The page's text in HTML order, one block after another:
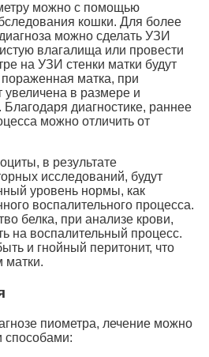
можно с помощью
кошки. Для более
можно сделать УЗИ
влагалища или провести
на УЗИ стенки матки будут
матка, при
увеличена в размере и
диагностике, раннее
можно отличить от
в результате
исследований, будут
уровень нормы, как
воспалительного процесса.
белка, при анализе крови,
на воспалительный процесс.
и гнойный перитонит, что
матки.
пиометра, лечение можно
способами: